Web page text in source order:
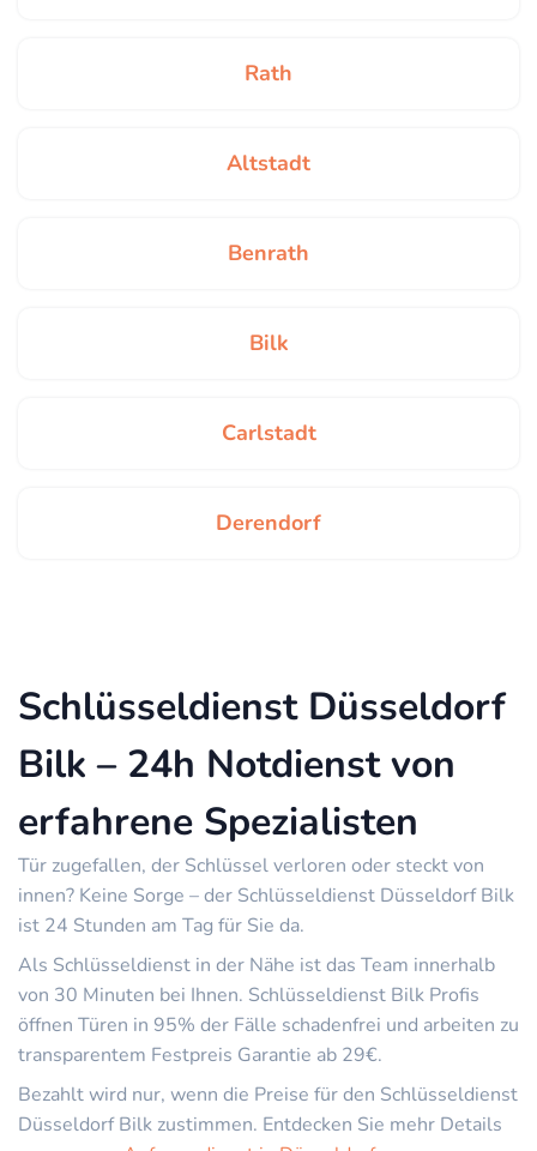
Rath
Altstadt
Benrath
Bilk
Carlstadt
Derendorf
Schlüsseldienst Düsseldorf
Bilk – 24h Notdienst von
erfahrene Spezialisten
Tür zugefallen, der Schlüssel verloren oder steckt von
innen? Keine Sorge – der Schlüsseldienst Düsseldorf Bilk
ist 24 Stunden am Tag für Sie da.
Als Schlüsseldienst in der Nähe ist das Team innerhalb
von 30 Minuten bei Ihnen. Schlüsseldienst Bilk Profis
öffnen Türen in 95% der Fälle schadenfrei und arbeiten zu
transparentem Festpreis Garantie ab 29€.
Bezahlt wird nur, wenn die Preise für den Schlüsseldienst
Düsseldorf Bilk zustimmen. Entdecken Sie mehr Details